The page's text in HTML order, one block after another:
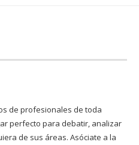
de profesionales de toda
perfecto para debatir, analizar
de sus áreas. Asóciate a la